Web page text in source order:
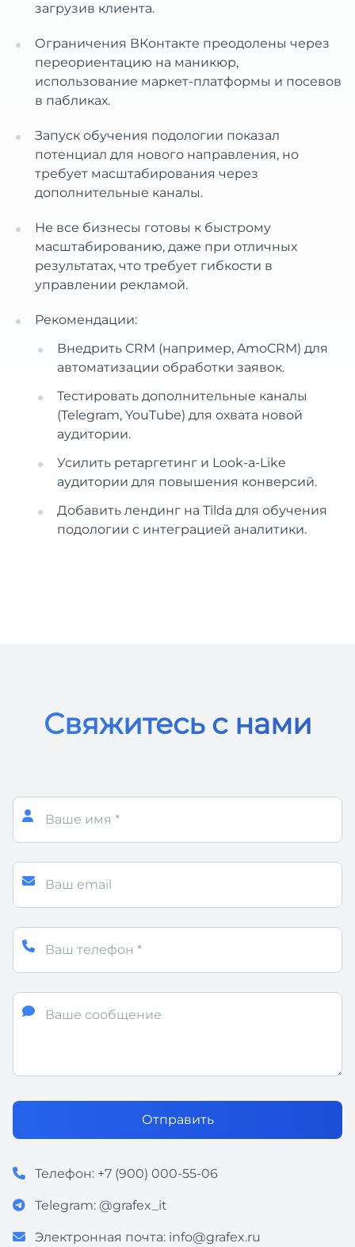
загрузив клиента.
Ограничения ВКонтакте преодолены через
переориентацию на маникюр,
использование маркет-платформы и посевов
в пабликах.
Запуск обучения подологии показал
потенциал для нового направления, но
требует масштабирования через
дополнительные каналы.
Не все бизнесы готовы к быстрому
масштабированию, даже при отличных
результатах, что требует гибкости в
управлении рекламой.
Рекомендации:
Внедрить CRM (например, AmoCRM) для
автоматизации обработки заявок.
Тестировать дополнительные каналы
(Telegram, YouTube) для охвата новой
аудитории.
Усилить ретаргетинг и Look-a-Like
аудитории для повышения конверсий.
Добавить лендинг на Tilda для обучения
подологии с интеграцией аналитики.
Свяжитесь с нами
Отправить
Телефон: +7 (900) 000-55-06
Telegram: @grafex_it
Электронная почта: info@grafex.ru